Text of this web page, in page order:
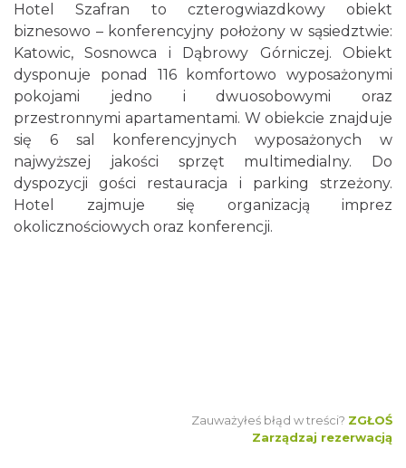
Hotel Szafran to czterogwiazdkowy obiekt
biznesowo – konferencyjny położony w sąsiedztwie:
Katowic, Sosnowca i Dąbrowy Górniczej. Obiekt
dysponuje ponad 116 komfortowo wyposażonymi
pokojami jedno i dwuosobowymi oraz
przestronnymi apartamentami. W obiekcie znajduje
się 6 sal konferencyjnych wyposażonych w
najwyższej jakości sprzęt multimedialny. Do
dyspozycji gości restauracja i parking strzeżony.
Hotel zajmuje się organizacją imprez
okolicznościowych oraz konferencji.
Zauważyłeś błąd w treści? ZGŁOŚ
Zarządzaj rezerwacją